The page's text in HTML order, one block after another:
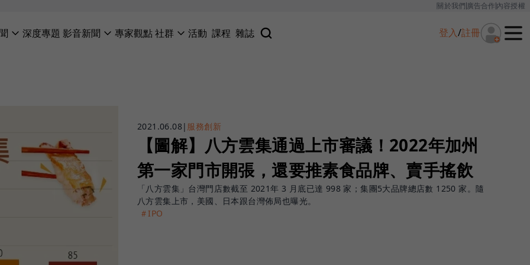
關於我們廣告合作內容授權
深度專題 影音新聞 專家觀點社群 活動 課程 雜誌 登入/註冊
2021.06.08| 服務創新
【圖解】八方雲集通過上市審議！2022年加州
第一家門市開張，還要推素食品牌、賣手搖飲
「八方雲集」台灣門店數截至 2021年 3 月底已達 998 家；集團5大品牌總店數 1250 家。隨
八方雲集上市，美國、日本跟台灣佈局也曝光。
＃IPO